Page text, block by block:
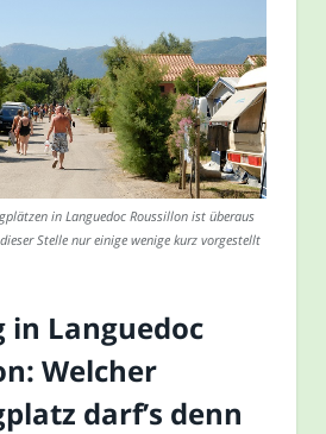
in Languedoc Roussillon ist überaus
Stelle nur einige wenige kurz vorgestellt
in Languedoc
Welcher
darf’s denn